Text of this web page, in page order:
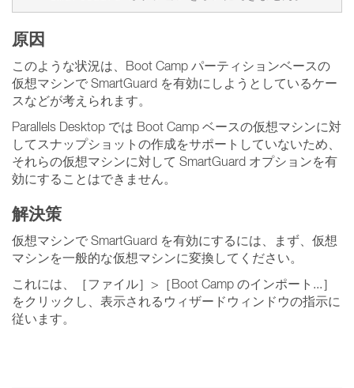
原因
このような状況は、Boot Camp パーティションベースの
仮想マシンで SmartGuard を有効にしようとしているケー
スなどが考えられます。
Parallels Desktop では Boot Camp ベースの仮想マシンに対
してスナップショットの作成をサポートしていないため、
それらの仮想マシンに対して SmartGuard オプションを有
効にすることはできません。
解決策
仮想マシンで SmartGuard を有効にするには、まず、仮想
マシンを一般的な仮想マシンに変換してください。
これには、［ファイル］>［Boot Camp のインポート...］
をクリックし、表示されるウィザードウィンドウの指示に
従います。